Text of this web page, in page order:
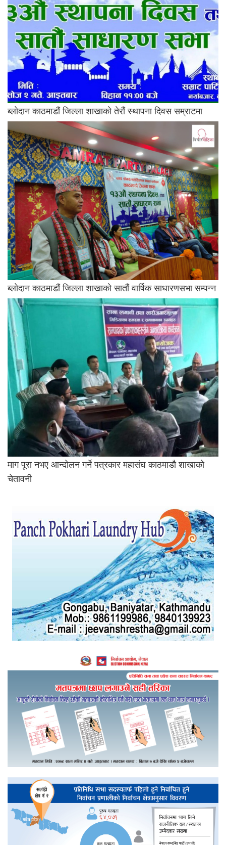
ब्लोदान काठमाडौं जिल्ला शाखाको तेरौं स्थापना दिवस सम्राटमा
ब्लोदान काठमाडौं जिल्ला शाखाको सातौं वार्षिक साधारणसभा सम्पन्न
माग पूरा नभए आन्दोलन गर्ने पत्रकार महासंघ काठमाडौ शाखाको
चेतावनी